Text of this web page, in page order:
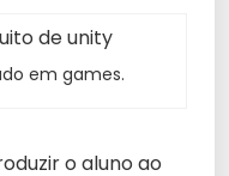
em games.
o aluno ao